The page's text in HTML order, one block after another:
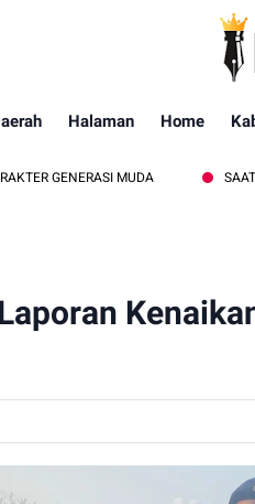
Halaman Home
MUDA SAAT KONFIRMASI